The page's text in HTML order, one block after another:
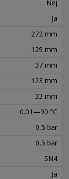
Nej
Ja
272 mm
129 mm
37 mm
123 mm
33 mm
0.01—90 °C
0,5 bar
0,5 bar
SN4
Ja